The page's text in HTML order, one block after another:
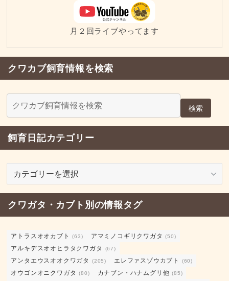
月２回ライブやってます
クワカブ飼育情報を検索
検索
飼育日記カテゴリー
日
記
テ
ゴ
リ
ー
クワガタ・カブト別の情報タグ
アトラスオオカブト (63) アマミノコギリクワガタ (50)
アルキデスオオヒラタクワガタ (67)
アンタエウスオオクワガタ (205) エレファスゾウカブト (60)
オウゴンオニクワガタ (80) カナブン・ハナムグリ他 (85)